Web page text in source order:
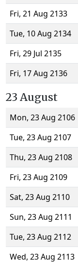
Fri, 21 Aug 2133
Tue, 10 Aug 2134
Fri, 29 Jul 2135
Fri, 17 Aug 2136
23 August
Mon, 23 Aug 2106
Tue, 23 Aug 2107
Thu, 23 Aug 2108
Fri, 23 Aug 2109
Sat, 23 Aug 2110
Sun, 23 Aug 2111
Tue, 23 Aug 2112
Wed, 23 Aug 2113